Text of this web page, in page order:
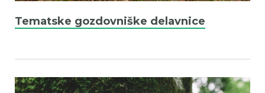
Tematske gozdovniške delavnice